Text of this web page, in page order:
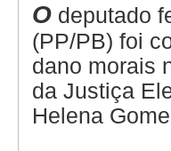
O deputado
(PP/PB) foi
dano morais
da Justiça
Helena